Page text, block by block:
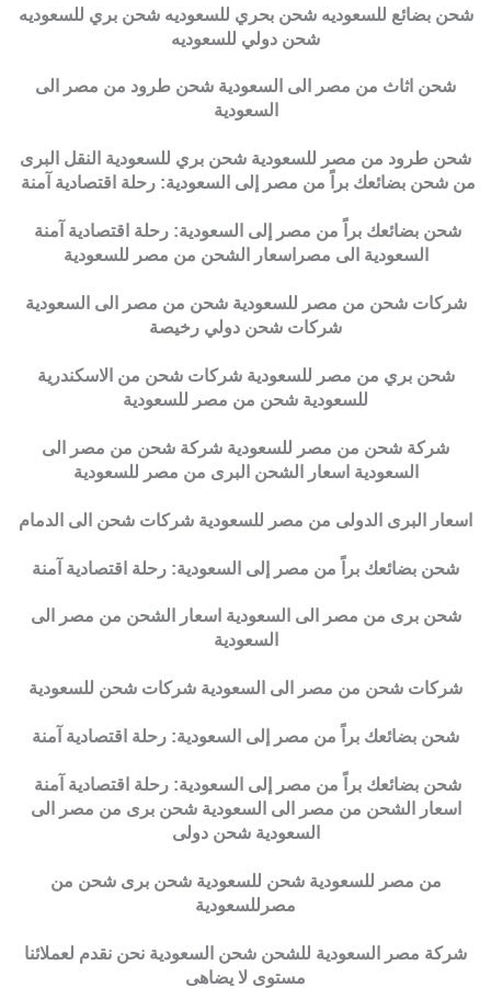
شحن بضائع للسعوديه شحن بحري للسعوديه شحن بري للسعوديه
شحن دولي للسعوديه
شحن اثاث من مصر الى السعودية شحن طرود من مصر الى
السعودية
شحن طرود من مصر للسعودية شحن بري للسعودية النقل البرى
من شحن بضائعك براً من مصر إلى السعودية: رحلة اقتصادية آمنة
شحن بضائعك براً من مصر إلى السعودية: رحلة اقتصادية آمنة
السعودية الى مصراسعار الشحن من مصر للسعودية
شركات شحن من مصر للسعودية شحن من مصر الى السعودية
شركات شحن دولي رخيصة
شحن بري من مصر للسعودية شركات شحن من الاسكندرية
للسعودية شحن من مصر للسعودية
شركة شحن من مصر للسعودية شركة شحن من مصر الى
السعودية اسعار الشحن البرى من مصر للسعودية
اسعار البرى الدولى من مصر للسعودية شركات شحن الى الدمام
شحن بضائعك براً من مصر إلى السعودية: رحلة اقتصادية آمنة
شحن برى من مصر الى السعودية اسعار الشحن من مصر الى
السعودية
شركات شحن من مصر الى السعودية شركات شحن للسعودية
شحن بضائعك براً من مصر إلى السعودية: رحلة اقتصادية آمنة
شحن بضائعك براً من مصر إلى السعودية: رحلة اقتصادية آمنة
اسعار الشحن من مصر الى السعودية شحن برى من مصر الى
السعودية شحن دولى
من مصر للسعودية شحن للسعودية شحن برى شحن من
مصرللسعودية
شركة مصر السعودية للشحن شحن السعودية نحن نقدم لعملائنا
مستوى لا يضاهى